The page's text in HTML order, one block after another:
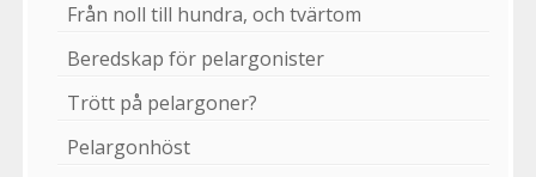
Från noll till hundra, och tvärtom
Beredskap för pelargonister
Trött på pelargoner?
Pelargonhöst